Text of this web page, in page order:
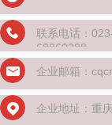
联系电话：
68860288
企业邮箱：
企业地址：重